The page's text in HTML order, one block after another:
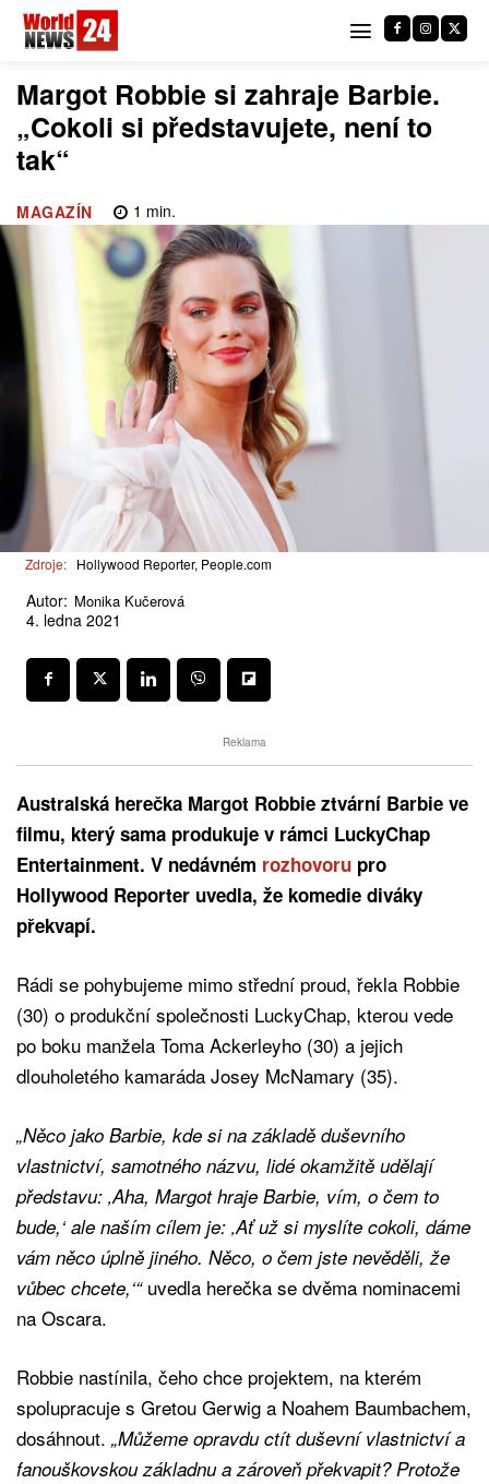
Margot Robbie si zahraje Barbie.
„Cokoli si představujete, není to
tak“
MAGAZÍN 1 min.
Zdroje: Hollywood Reporter, People.com
Autor: Monika Kučerová
4. ledna 2021
Reklama
Australská herečka Margot Robbie ztvární Barbie ve
filmu, který sama produkuje v rámci LuckyChap
Entertainment. V nedávném rozhovoru pro
Hollywood Reporter uvedla, že komedie diváky
překvapí.
Rádi se pohybujeme mimo střední proud, řekla Robbie
(30) o produkční společnosti LuckyChap, kterou vede
po boku manžela Toma Ackerleyho (30) a jejich
dlouholetého kamaráda Josey McNamary (35).
„Něco jako Barbie, kde si na základě duševního
vlastnictví, samotného názvu, lidé okamžitě udělají
představu: ‚Aha, Margot hraje Barbie, vím, o čem to
bude,‘ ale naším cílem je: ‚Ať už si myslíte cokoli, dáme
vám něco úplně jiného. Něco, o čem jste nevěděli, že
vůbec chcete,‘“uvedla herečka se dvěma nominacemi
na Oscara.
Robbie nastínila, čeho chce projektem, na kterém
spolupracuje s Gretou Gerwig a Noahem Baumbachem,
dosáhnout. „Můžeme opravdu ctít duševní vlastnictví a
fanouškovskou základnu a zároveň překvapit? Protože